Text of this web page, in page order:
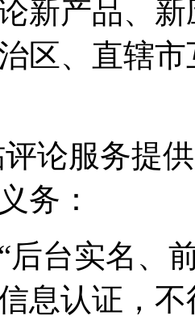
新产品、
区、直辖
论服务提
务：
后台实名、
息认证，